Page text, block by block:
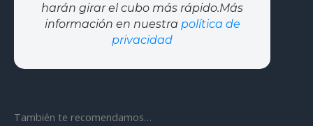
harán girar el cubo más rápido.Más
información en nuestra política de
privacidad
También te recomendamos…